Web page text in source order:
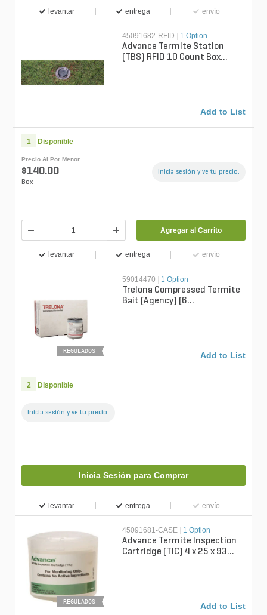
levantar entrega envío
45091682-RFID 1 Option
Advance Termite Station
(TBS) RFID 10 Count Box
Add to List
1 Disponible
Precio Al Por Menor
$140.00
Box
Inicia sesión y ve tu precio.
Agregar al Carrito
levantar entrega envío
REGULADOS
59014470 1 Option
Trelona Compressed Termite
Bait (Agency) (6
Add to List
2 Disponible
Inicia sesión y ve tu precio.
Inicia Sesión para Comprar
levantar entrega envío
REGULADOS
45091681-CASE 1 Option
Advance Termite Inspection
Cartridge (TIC) 4 x 25 x 93
Add to List